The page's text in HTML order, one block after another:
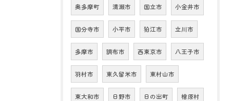
奥多摩町 清瀬市 国立市 小金井市
国分寺市 小平市 狛江市 立川市
多摩市 調布市 西東京市 八王子市
羽村市 東久留米市 東村山市
東大和市 日野市 日の出町 檜原村